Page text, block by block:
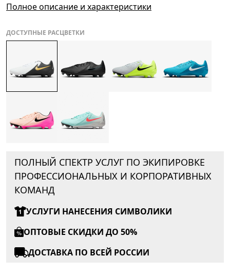
Полное описание и характеристики
ДОСТУПНЫЕ РАСЦВЕТКИ
ПОЛНЫЙ СПЕКТР УСЛУГ ПО ЭКИПИРОВКЕ
ПРОФЕССИОНАЛЬНЫХ И КОРПОРАТИВНЫХ
КОМАНД
УСЛУГИ НАНЕСЕНИЯ СИМВОЛИКИ
ОПТОВЫЕ СКИДКИ ДО 50%
ДОСТАВКА ПО ВСЕЙ РОССИИ